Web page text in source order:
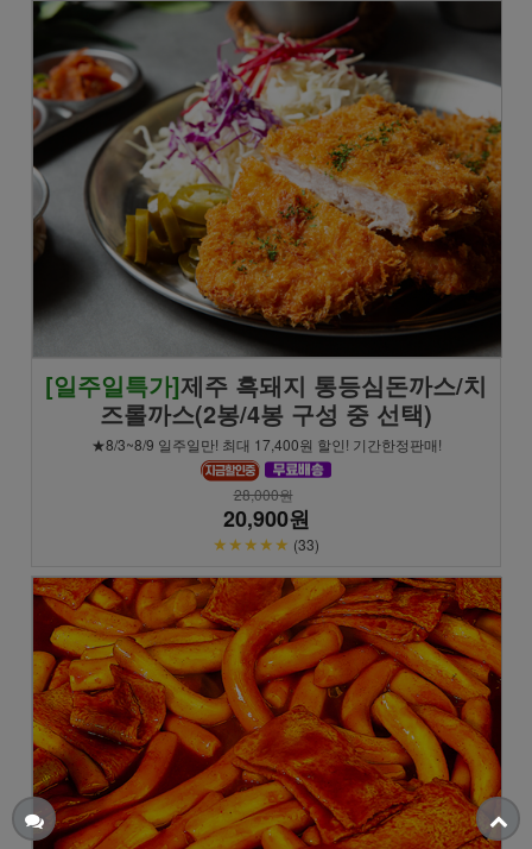
[일주일특가]제주 흑돼지 통등심돈까스/치
즈롤까스(2봉/4봉 구성 중 선택)
★8/3~8/9 일주일만! 최대 17,400원 할인! 기간한정판매!
28,000원
20,900원
★★★★★ (33)